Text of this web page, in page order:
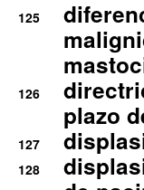
125
126
plazo
127
128